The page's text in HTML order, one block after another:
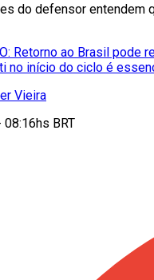
do defensor entendem
Retorno ao Brasil pode
no início do ciclo é
Vieira
BRT